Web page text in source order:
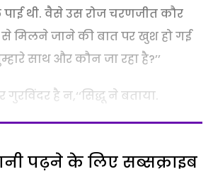
थी. वैसे उस रोज चरणजीत कौर
मिलने जाने की बात पर खुश हो गई
साथ और कौन जा रहा है?’’
गुरविंदर है न,‘‘सिद्धू ने बताया.
पढ़ने के लिए सब्सक्राइब